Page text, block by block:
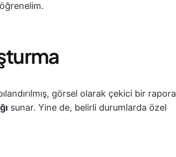
görsel olarak çekici bir rapora
sunar. Yine de, belirli durumlarda özel